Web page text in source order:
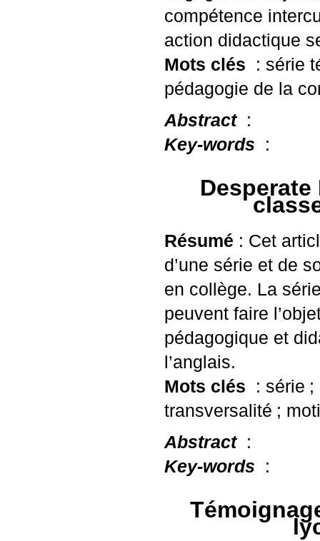
compétence
action didactique
Mots clés
: série
pédagogie de la
Abstract :
Key-words
:
Résumé : Cet
d’une série et de
en collège. La
peuvent faire
pédagogique et
l’anglais.
Mots clés
: série ;
transversalité ;
Abstract :
Key-words
: